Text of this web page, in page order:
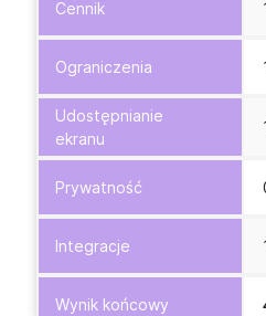
Cennik
Ograniczenia
Udostępnianie
ekranu
Prywatność
Integracje
Wynik końcowy